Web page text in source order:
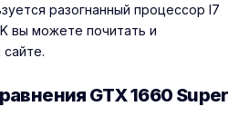
разогнанный процессор I7
вы можете почитать и
GTX 1660 Super